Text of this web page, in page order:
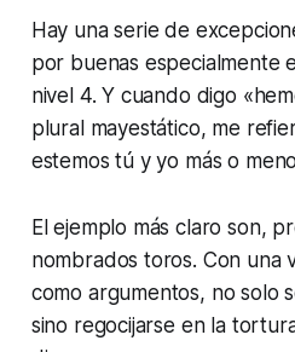
Hay una serie de
por buenas especialmente
nivel 4. Y cuando digo
plural mayestático, me
estemos tú y yo más o
El ejemplo más claro son,
nombrados toros. Con una
como argumentos, no solo
sino regocijarse en la